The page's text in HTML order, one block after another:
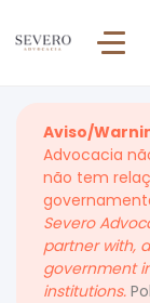
Aviso/
Advocacia
não tem
Severo
partner with,
government
institutions.